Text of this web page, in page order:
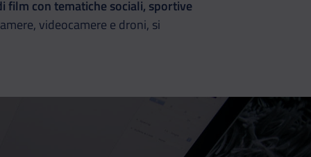
film con tematiche sociali, sportive
videocamere e droni, si